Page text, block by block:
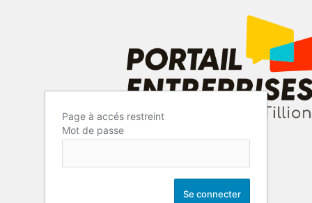
Page à accés restreint
Mot de passe